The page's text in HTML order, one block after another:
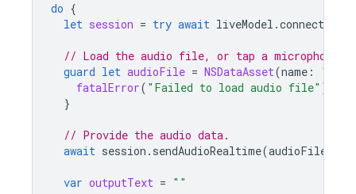
do {
let session = try await liveModel .connect
// Load the audio file, or tap a microphone.
guard let audioFile = NSDataAsset(name :
fatalError( "Failed to load audio file" )
}
// Provide the audio data.
await session . sendAudioRealtime(audioFile
var outputText = ""